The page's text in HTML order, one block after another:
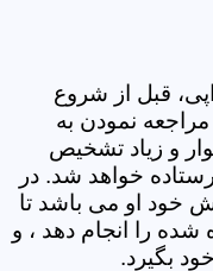
قبل از شروع
نمودن به
و زیاد تشخیص
خواهد شد. در
خود او می باشد تا
را انجام دهد ، و
بگیرد.